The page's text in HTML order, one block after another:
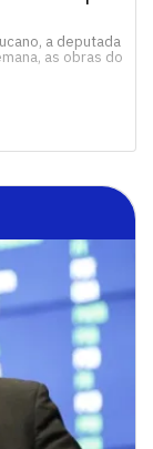
a deputada
as obras do